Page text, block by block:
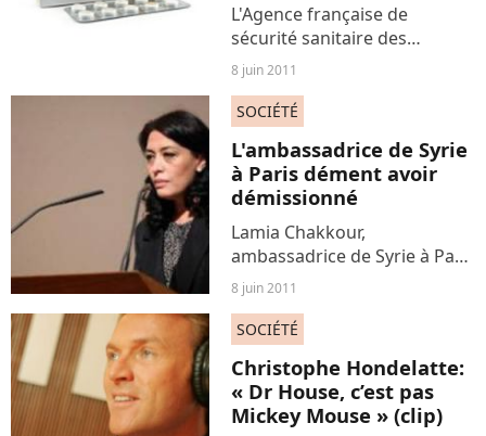
L'Agence française de
sécurité sanitaire des
produits de santé (Afssaps) a
décidé de retirer de la vente
l’antifongique Nizoral
(kétoconazole). Ce
médicament qui traite les
infections...
8 juin 2011
SOCIÉTÉ
L'ambassadrice de Syrie
à Paris dément avoir
démissionné
Lamia Chakkour,
ambassadrice de Syrie à Paris
a démenti avoir démissionné
pour protester contre la
répression dans son pays.
Une polémique qui éclate
alors que Paris et Londres
préparent...
8 juin 2011
SOCIÉTÉ
Christophe Hondelatte:
« Dr House, c’est pas
Mickey Mouse » (clip)